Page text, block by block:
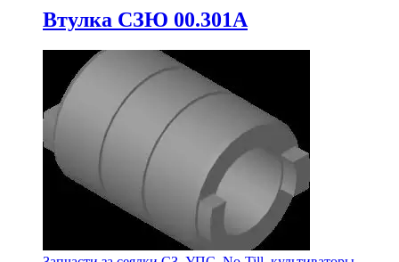
Втулка СЗЮ 00.301А